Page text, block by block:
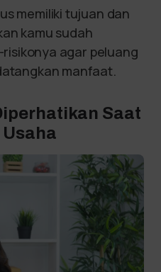
memiliki tujuan dan
kamu sudah
agar peluang
manfaat.
Saat